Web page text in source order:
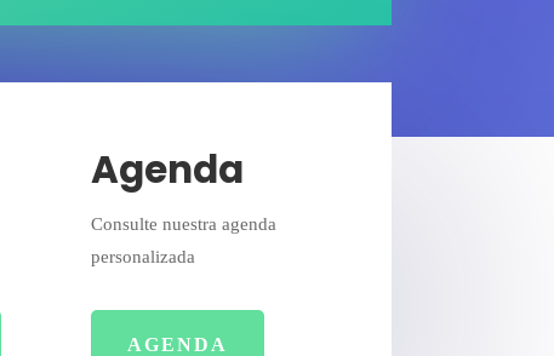
Agenda
Consulte nuestra agenda
personalizada
AGENDA